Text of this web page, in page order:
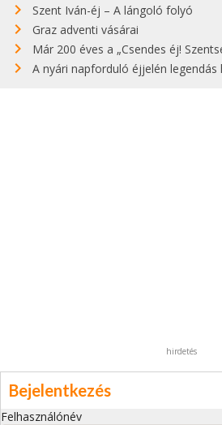
Szent Iván-éj – A lángoló folyó
Graz adventi vásárai
Már 200 éves a „Csendes éj!
A nyári napforduló éjjelén legendás hegyi
hirdetés
Bejelentkezés
Felhasználónév